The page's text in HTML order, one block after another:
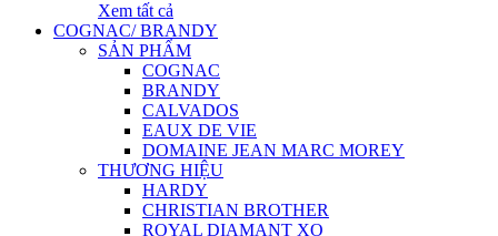
Xem tất cả
COGNAC/ BRANDY
SẢN PHẨM
COGNAC
BRANDY
CALVADOS
EAUX DE VIE
DOMAINE JEAN MARC MOREY
THƯƠNG HIỆU
HARDY
CHRISTIAN BROTHER
ROYAL DIAMANT XO